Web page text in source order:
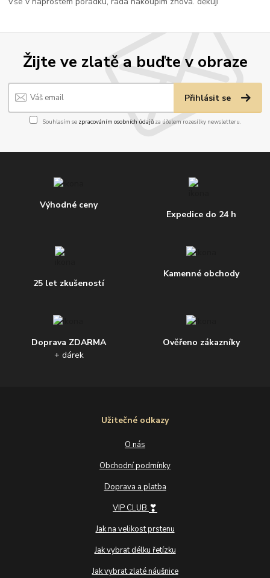
Žijte ve zlatě a buďte v obraze
Přihlásit se
Souhlasím se zpracováním osobních údajůza účelem rozesílky newsletteru.
Výhodné ceny
Expedice do 24 h
25 let zkušeností
Kamenné obchody
Doprava ZDARMA
+ dárek
Ověřeno zákazníky
Užitečné odkazy
O nás
Obchodní podmínky
Doprava a platba
VIP CLUB ❣
Jak na velikost prstenu
Jak vybrat délku řetízku
Jak vybrat zlaté náušnice